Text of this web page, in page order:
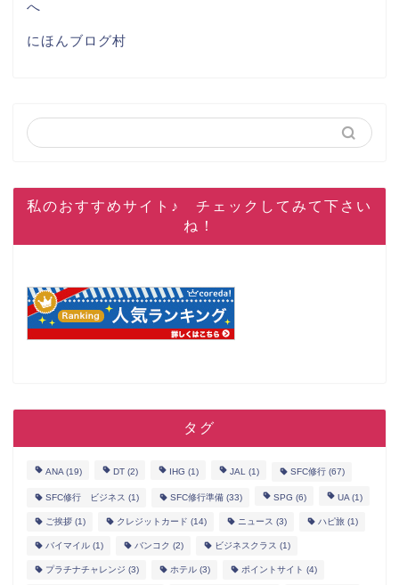
にほんブログ村
私のおすすめサイト♪ チェックしてみて下さい
ね！
タグ
ANA(19) DT (2) IHG (1) JAL (1) SFC修行 (67)
SFC修行 ビジネス (1) SFC修行準備 (33) SPG (6) UA(1)
ご挨拶 (1) クレジットカード (14) ニュース (3) ハピ旅 (1)
バイマイル (1) バンコク (2) ビジネスクラス (1)
プラチナチャレンジ (3) ホテル (3) ポイントサイト (4)